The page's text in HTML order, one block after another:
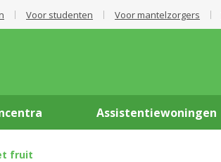
Voor studenten Voor mantelzorgers
Assistentiewoningen
fruit